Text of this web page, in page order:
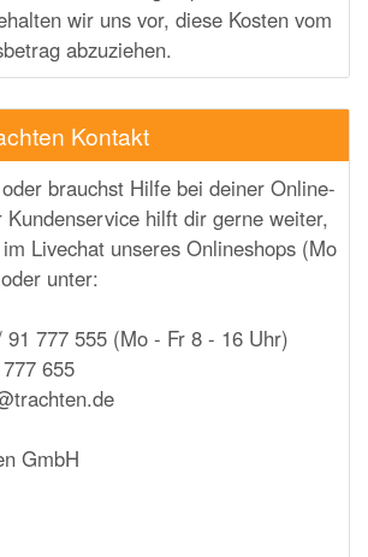
wir uns vor, diese Kosten vom
abzuziehen.
Kontakt
brauchst Hilfe bei deiner Online-
Kundenservice hilft dir gerne weiter,
Livechat unseres Onlineshops (Mo
unter:
91 777 555 (Mo - Fr 8 - 16 Uhr)
655
GmbH